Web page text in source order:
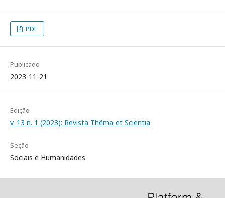
PDF
Publicado
2023-11-21
Edição
v. 13 n. 1 (2023): Revista Thêma et Scientia
Seção
Sociais e Humanidades